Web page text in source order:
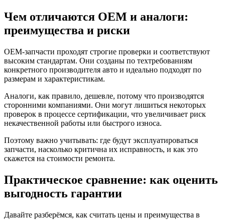
Чем отличаются OEM и аналоги:
преимущества и риски
OEM‑запчасти проходят строгие проверки и соответствуют
высоким стандартам. Они созданы по техтребованиям
конкретного производителя авто и идеально подходят по
размерам и характеристикам.
Аналоги, как правило, дешевле, потому что производятся
сторонними компаниями. Они могут лишиться некоторых
проверок в процессе сертификации, что увеличивает риск
некачественной работы или быстрого износа.
Поэтому важно учитывать: где будут эксплуатироваться
запчасти, насколько критична их исправность, и как это
скажется на стоимости ремонта.
Практическое сравнение: как оценить
выгодность гарантии
Давайте разберёмся, как считать цены и преимущества в